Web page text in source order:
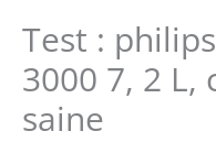
Test :
3000 7, 2 L,
saine